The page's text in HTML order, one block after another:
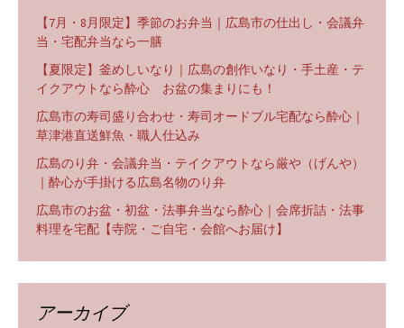
【7月・8月限定】季節のお弁当｜広島市の仕出し・会議弁
当・宅配弁当なら一膳
【夏限定】釜めしいなり｜広島の創作いなり・手土産・テ
イクアウトなら酔心 お盆の集まりにも！
広島市の寿司盛り合わせ・寿司オードブル宅配なら酔心｜
草津港直送鮮魚・職人仕込み
広島のり弁・会議弁当・テイクアウトなら厳や（げんや）
｜酔心が手掛ける広島名物のり弁
広島市のお盆・初盆・法事弁当なら酔心｜会席折詰・法事
料理を宅配【寺院・ご自宅・会館へお届け】
アーカイブ